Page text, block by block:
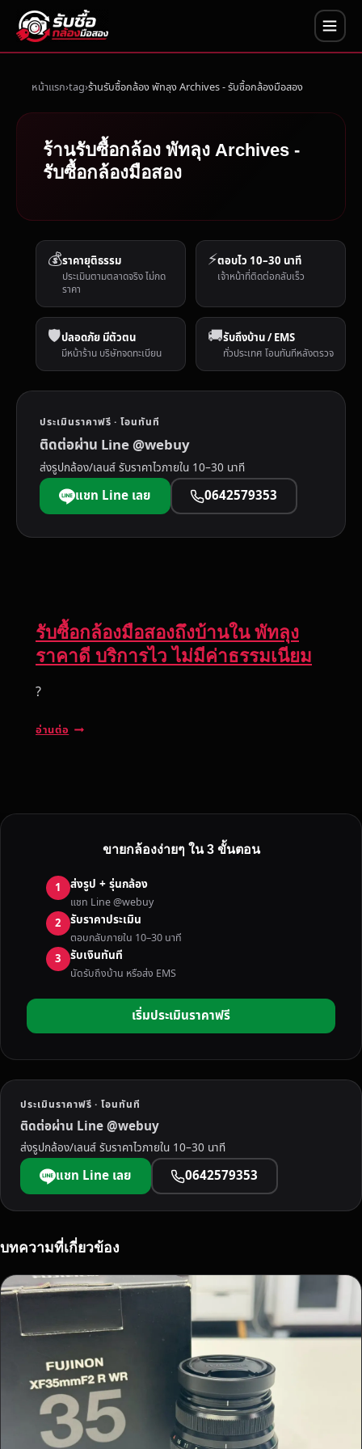
หน้าแรก tag ร้านรับซื้อกล้อง พัทลุง Archives - รับซื้อกล้องมือสอง
ร้านรับซื้อกล้อง พัทลุง Archives -
รับซื้อกล้องมือสอง
💰ราคายุติธรรม
ประเมินตามตลาดจริง ไม่กด
ราคา
⚡ตอบไว 10–30 นาที
เจ้าหน้าที่ติดต่อกลับเร็ว
🛡️ปลอดภัย มีตัวตน
มีหน้าร้าน บริษัทจดทะเบียน
🚚รับถึงบ้าน / EMS
ทั่วประเทศ โอนทันทีหลังตรวจ
ประเมินราคาฟรี · โอนทันที
ติดต่อผ่าน Line @webuy
ส่งรูปกล้อง/เลนส์ รับราคาไวภายใน 10–30 นาที
แชท Line เลย 0642579353
รับซื้อกล้องมือสองถึงบ้านใน พัทลุง
ราคาดี บริการไว ไม่มีค่าธรรมเนียม
?
อ่านต่อ
ล้
มื
อ
ส
อ
ง
ถึ
ใ
น
ลุ
ง
ร
า
ค
ดี
ริ
ไ
ว
ไ
ม่
มี
ขายกล้องง่ายๆ ใน 3 ขั้นตอน
1 ส่งรูป + รุ่นกล้อง
แชท Line @webuy
2 รับราคาประเมิน
ตอบกลับภายใน 10–30 นาที
3 รับเงินทันที
นัดรับถึงบ้าน หรือส่ง EMS
เริ่มประเมินราคาฟรี
ประเมินราคาฟรี · โอนทันที
ติดต่อผ่าน Line @webuy
ส่งรูปกล้อง/เลนส์ รับราคาไวภายใน 10–30 นาที
แชท Line เลย 0642579353
บทความที่เกี่ยวข้อง